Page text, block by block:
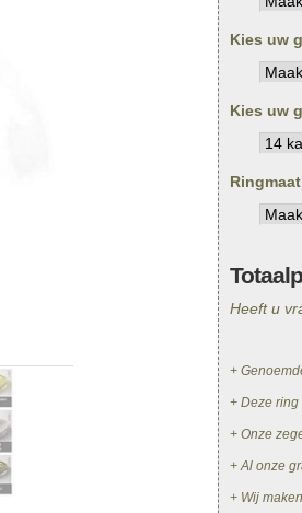
Kies uw
Kies uw
Heeft u
+
+ Deze
+ Onze
+ Al onze
+ Wij